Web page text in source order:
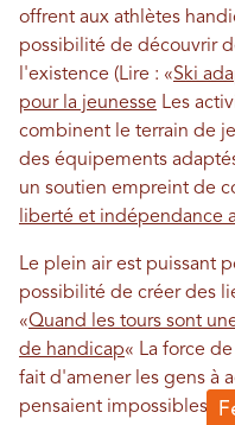
offrent aux athlètes
possibilité de découvrir
l'existence (Lire : «Ski
pour la jeunesse Les
combinent le terrain de
des équipements
un soutien empreint de
liberté et indépendance
Le plein air est puissant
possibilité de créer des
«Quand les tours sont
de handicap« La force
fait d'amener les gens à
pensaient impossibles,